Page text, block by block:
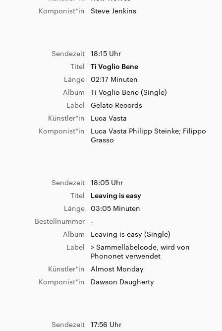
Künstler*in
Everlast
Komponist*in
C. Smith Eric „Everlast"Schrody
03:03 Minuten
Sendezeit
08:38 Uhr
Eg blei født uden at någen sporte
meg
Länge
03:06 Minuten
Komponist*in
Steve Jenkins
Sendezeit
18:15 Uhr
Titel
Ti Voglio Bene
Länge
02:17 Minuten
Album
Ti Voglio Bene (Single)
Label
Gelato Records
Künstler*in
Luca Vasta
Komponist*in
Luca Vasta Philipp Steinke; Filippo
Grasso
Sendezeit
18:05 Uhr
Titel
Leaving is easy
Länge
03:05 Minuten
Bestellnummer
-
Album
Leaving is easy (Single)
Label
> Sammellabelcode, wird von
Phononet verwendet
Künstler*in
Almost Monday
Komponist*in
Dawson Daugherty
Sendezeit
17:56 Uhr